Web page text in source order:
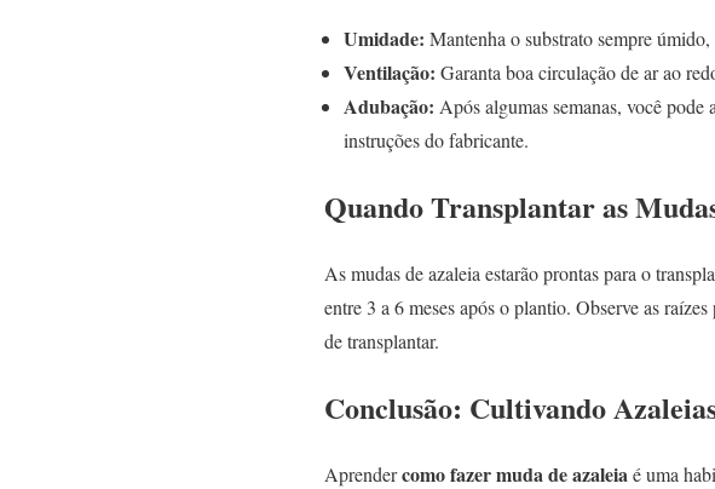
Umidade: Mantenha o substrato sempre
Ventilação: Garanta boa circulação de ar ao
Adubação: Após algumas semanas, você
instruções do fabricante.
Quando Transplantar as
As mudas de azaleia estarão prontas para o
entre 3 a 6 meses após o plantio. Observe as
de transplantar.
Conclusão: Cultivando
Aprendercomo fazer muda de azaleiaé uma